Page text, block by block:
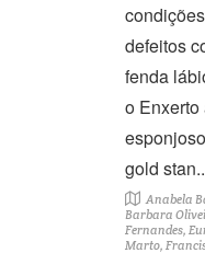
defeitos
fenda
o
gold
Anabela
Barbara
Fernandes,
Marto,